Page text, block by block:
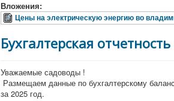
Вложения:
Цены на электрическую энергию во
Бухгалтерская
Уважаемые садоводы !
Размещаем данные по бухгалтерскому
за 2025 год.